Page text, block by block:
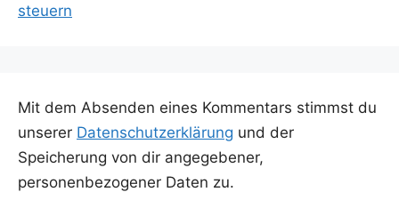
steuern
Mit dem Absenden eines Kommentars stimmst du
unserer Datenschutzerklärung und der
Speicherung von dir angegebener,
personenbezogener Daten zu.